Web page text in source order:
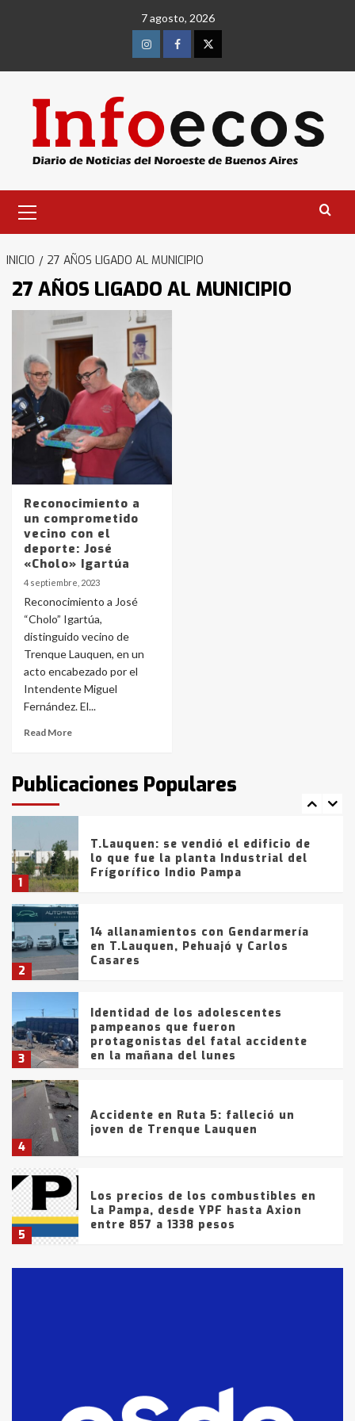
7 agosto, 2026
InstagramFacebookTwitter
primario
INICIO 27 AÑOS LIGADO AL MUNICIPIO
27 AÑOS LIGADO AL MUNICIPIO
Reconocimiento a
un comprometido
vecino con el
deporte: José
«Cholo» Igartúa
4 septiembre, 2023
Reconocimiento a José
“Cholo” Igartúa,
distinguido vecino de
Trenque Lauquen, en un
acto encabezado por el
Intendente Miguel
Fernández. El...
Read More
Publicaciones Populares
3
Identidad de los adolescentes
pampeanos que fueron
protagonistas del fatal accidente
en la mañana del lunes
4
Accidente en Ruta 5: falleció un
joven de Trenque Lauquen
5
Los precios de los combustibles en
entre 857 a 1338 pesos
6
La Bolsa de Cereales de Bahía
Blanca anticipa que Agosto vendrá
con lluvias y heladas, en gran parte
fueron detenidos por
comercialización de drogas en la
tarde del sábado
1
T.Lauquen: se vendió el edificio de
lo que fue la planta Industrial del
Frígorífico Indio Pampa
2
14 allanamientos con Gendarmería
en T.Lauquen, Pehuajó y Carlos
Casares
3
Identidad de los adolescentes
pampeanos que fueron
protagonistas del fatal accidente
en la mañana del lunes
4
Accidente en Ruta 5: falleció un
joven de Trenque Lauquen
5
Los precios de los combustibles en
La Pampa, desde YPF hasta Axion
entre 857 a 1338 pesos
fueron detenidos por
comercialización de drogas en la
tarde del sábado